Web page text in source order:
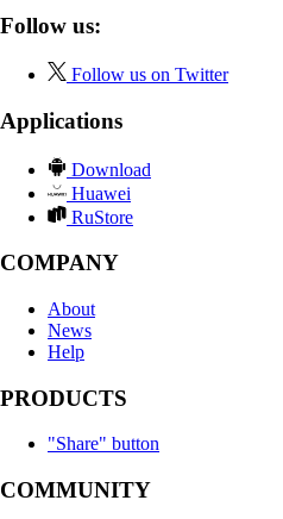
Follow us:
Follow us on Twitter
Applications
Download
Huawei
RuStore
COMPANY
About
News
Help
PRODUCTS
"Share" button
COMMUNITY